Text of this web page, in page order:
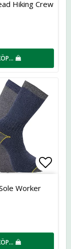
Hiking Crew
Worker